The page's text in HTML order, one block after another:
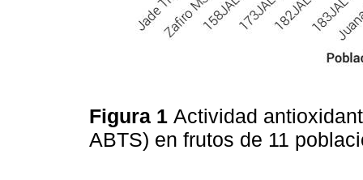
Figura 1 Actividad
ABTS) en frutos de 11